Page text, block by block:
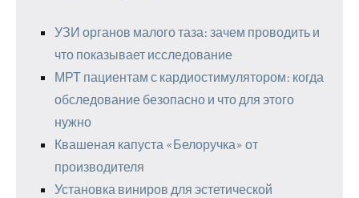
УЗИ органов малого таза: зачем проводить и
что показывает исследование
МРТ пациентам с кардиостимулятором: когда
обследование безопасно и что для этого
нужно
Квашеная капуста «Белоручка» от
производителя
Установка виниров для эстетической